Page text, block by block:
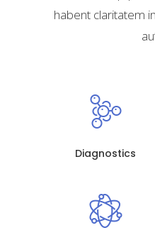
habent claritatem
Diagnostics